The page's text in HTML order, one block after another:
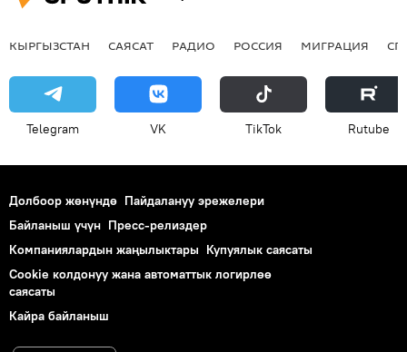
КЫРГЫЗСТАН САЯСАТ РАДИО РОССИЯ МИГРАЦИЯ
Telegram VK ТikТоk Rutube
Долбоор жөнүндө Пайдалануу эрежелери
Байланыш үчүн Пресс-релиздер
Компаниялардын жаңылыктары Купуялык саясаты
Cookie колдонуу жана автоматтык логирлөө
саясаты
Кайра байланыш